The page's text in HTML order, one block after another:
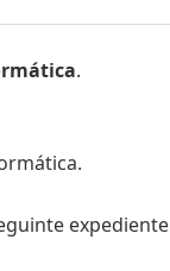
.
expediente